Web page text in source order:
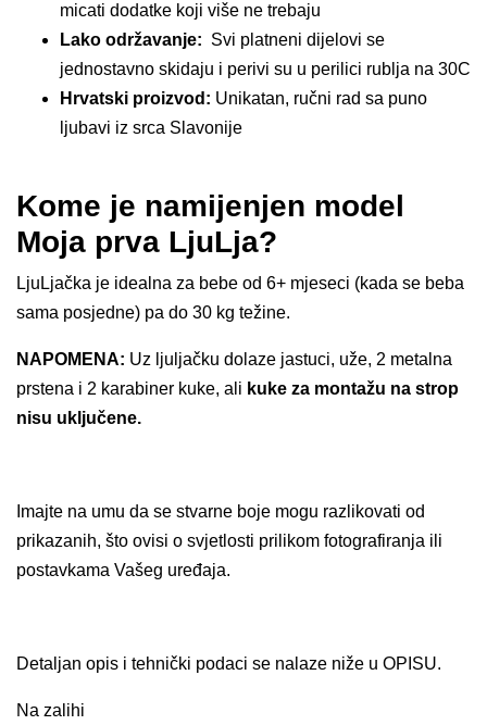
micati dodatke koji više ne trebaju
Lako održavanje: Svi platneni dijelovi se
jednostavno skidaju i perivi su u perilici rublja na 30C
Hrvatski proizvod: Unikatan, ručni rad sa puno
ljubavi iz srca Slavonije
Kome je namijenjen model
Moja prva LjuLja?
LjuLjačka je idealna za bebe od 6+ mjeseci (kada se beba
sama posjedne) pa do 30 kg težine.
NAPOMENA: Uz ljuljačku dolaze jastuci, uže, 2 metalna
prstena i 2 karabiner kuke, ali kuke za montažu na strop
nisu uključene.
Imajte na umu da se stvarne boje mogu razlikovati od
prikazanih, što ovisi o svjetlosti prilikom fotografiranja ili
postavkama Vašeg uređaja.
Detaljan opis i tehnički podaci se nalaze niže u OPISU.
Na zalihi